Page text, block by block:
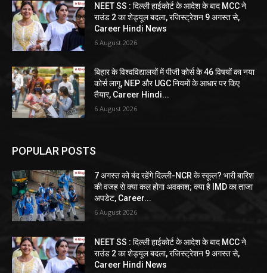
NEET SS : दिल्ली हाईकोर्ट के आदेश के बाद MCC ने
राउंड 2 का शेड्यूल बदला, रजिस्ट्रेशन 9 अगस्त से,
Career Hindi News
6 August 2026
बिहार के विश्वविद्यालयों में पीजी कोर्स के 46 विषयों का नया
कोर्स लागू, NEP और UGC नियमों के आधार पर किए
तैयार, Career Hindi...
6 August 2026
POPULAR POSTS
7 अगस्त को बंद रहेंगे दिल्ली-NCR के स्कूल? भारी बारिश
की वजह से क्या कल होगा अवकाश; क्या है IMD का ताजा
अपडेट, Career...
6 August 2026
NEET SS : दिल्ली हाईकोर्ट के आदेश के बाद MCC ने
राउंड 2 का शेड्यूल बदला, रजिस्ट्रेशन 9 अगस्त से,
Career Hindi News